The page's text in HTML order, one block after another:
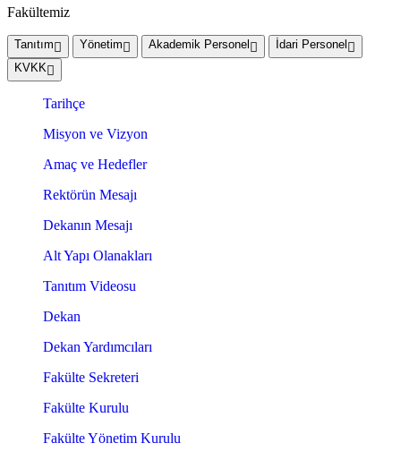
Fakültemiz
Tanıtım Yönetim Akademik Personel
İdari Personel
KVKK
Tarihçe
Misyon ve Vizyon
Amaç ve Hedefler
Rektörün Mesajı
Dekanın Mesajı
Alt Yapı Olanakları
Tanıtım Videosu
Dekan
Dekan Yardımcıları
Fakülte Sekreteri
Fakülte Kurulu
Fakülte Yönetim Kurulu